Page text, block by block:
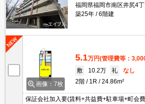
福岡県福岡市南区井尻4丁
築25年
6階建
画像：7枚
5.1万円(管理費等：
敷
10.2万 礼
なし
2階
1R 24.86m²
保証会社加入要(賃料+共益費+駐車場+町会費